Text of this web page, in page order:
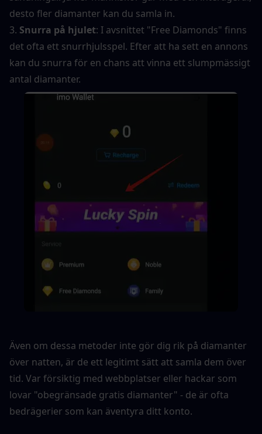
desto fler diamanter kan du samla in.
3. Snurra på hjulet: I avsnittet "Free Diamonds" finns
det ofta ett snurrhjulsspel. Efter att ha sett en annons
kan du snurra för en chans att vinna ett slumpmässigt
antal diamanter.
Även om dessa metoder inte gör dig rik på diamanter
över natten, är de ett legitimt sätt att samla dem över
tid. Var försiktig med webbplatser eller hackar som
lovar "obegränsade gratis diamanter" - de är ofta
bedrägerier som kan äventyra ditt konto.